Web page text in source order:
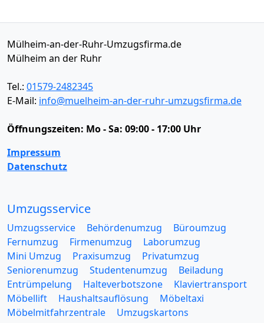
Mülheim-an-der-Ruhr-Umzugsfirma.de
Mülheim an der Ruhr
Tel.: 01579-2482345
E-Mail: info@muelheim-an-der-ruhr-umzugsfirma.de
Öffnungszeiten: Mo - Sa: 09:00 - 17:00 Uhr
Impressum
Datenschutz
Umzugsservice
Umzugsservice Behördenumzug
Büroumzug
Fernumzug
Firmenumzug
Laborumzug
Mini Umzug
Praxisumzug
Privatumzug
Seniorenumzug
Studentenumzug
Beiladung
Entrümpelung
Halteverbotszone
Klaviertransport
Möbellift
Haushaltsauflösung
Möbeltaxi
Möbelmitfahrzentrale
Umzugskartons